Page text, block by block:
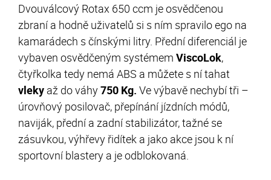
Dvouválcový Rotax 650 ccm je osvědčenou
zbraní a hodně uživatelů si s ním spravilo ego na
kamarádech s čínskými litry. Přední diferenciál je
vybaven osvědčeným systémem ViscoLok,
čtyřkolka tedy nemá ABS a můžete s ní tahat
vleky až do váhy750 Kg. Ve výbavě nechybí tři –
úrovňový posilovač, přepínání jízdních módů,
naviják, přední a zadní stabilizátor, tažné se
zásuvkou, výhřevy řidítek a jako akce jsou k ní
sportovní blastery a je odblokovaná.